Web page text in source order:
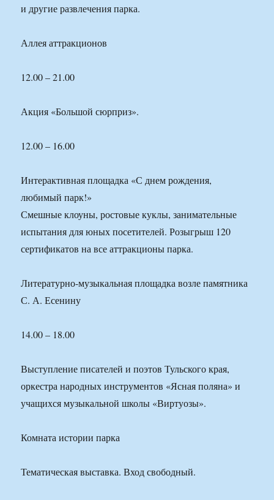
и другие развлечения парка.
Аллея аттракционов
12.00 – 21.00
Акция «Большой сюрприз».
12.00 – 16.00
Интерактивная площадка «С днем рождения,
любимый парк!»
Смешные клоуны, ростовые куклы, занимательные
испытания для юных посетителей. Розыгрыш 120
сертификатов на все аттракционы парка.
Литературно-музыкальная площадка возле памятника
С. А. Есенину
14.00 – 18.00
Выступление писателей и поэтов Тульского края,
оркестра народных инструментов «Ясная поляна» и
учащихся музыкальной школы «Виртуозы».
Комната истории парка
Тематическая выставка. Вход свободный.